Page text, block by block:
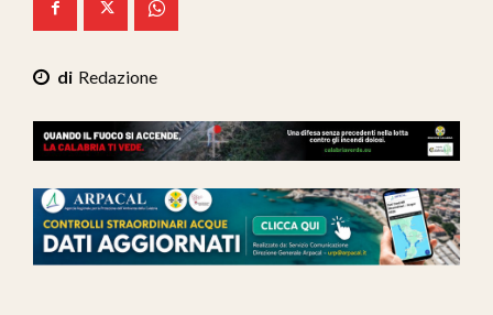
Mix Zone
Redazione